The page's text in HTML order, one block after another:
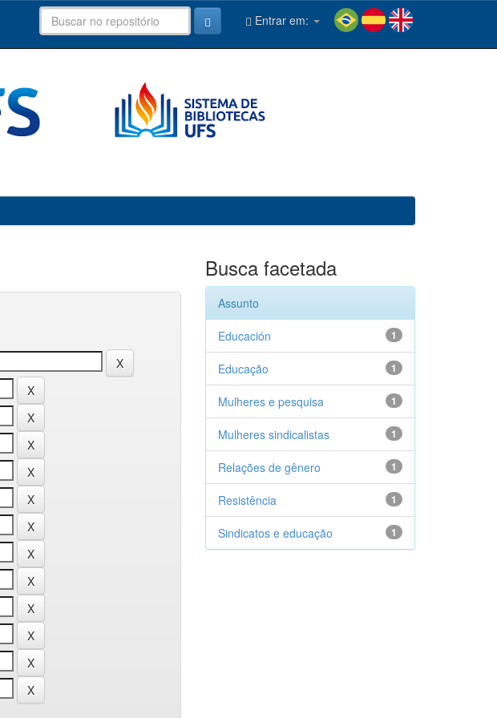
Entrar em:
Busca facetada
Assunto
1
Educación
1
Educação
1
Mulheres e pesquisa
1
Mulheres sindicalistas
1
Relações de gênero
1
Resistência
1
Sindicatos e educação